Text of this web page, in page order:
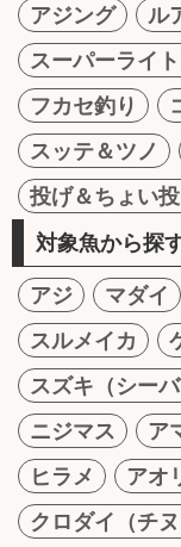
アジング
ル
スーパーライ
フカセ釣り
スッテ＆ツノ
投げ＆ちょい
対象魚から探
アジ マダイ
スルメイカ
スズキ（シーバ
ニジマス
ア
ヒラメ
アオ
クロダイ（チヌ